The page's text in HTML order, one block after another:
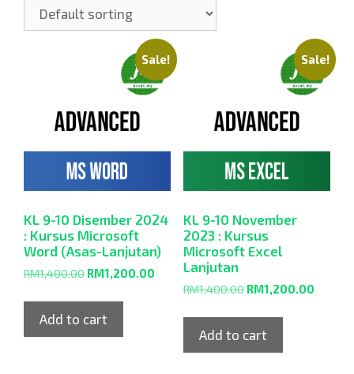
Sale!
KL 9-10 Disember 2024
: Kursus Microsoft
Word (Asas-Lanjutan)
RM1,400.00RM1,200.00
Add to cart
Sale!
KL 9-10 November
2023 : Kursus
Microsoft Excel
Lanjutan
RM1,400.00RM1,200.00
Add to cart